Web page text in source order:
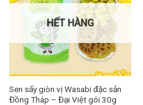
HẾT HÀNG
Sen sấy giòn vị Wasabi đặc sản
Đồng Tháp – Đại Việt gói 30g